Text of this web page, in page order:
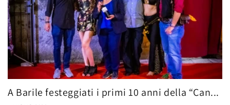
A Barile festeggiati i primi 10 anni della “Can...